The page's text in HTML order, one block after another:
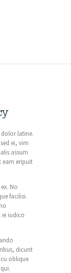
latine.
ei, vim
assum
eam eripuit
No
facilisi.
ei iudico
dicunt
oblique